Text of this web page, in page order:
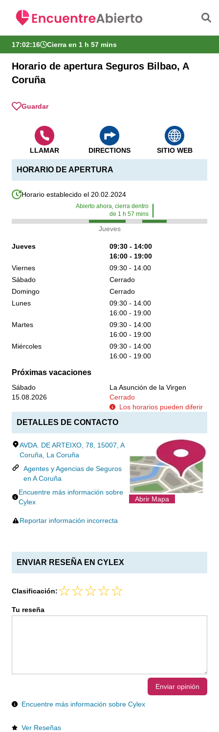
17:02:17 Cierra en 1 h 57 mins
Horario de apertura Seguros Bilbao, A
Coruña
Guardar
HORARIO DE APERTURA
Horario establecido el 20.02.2024
Abierto ahora, cierra dentro
de 1 h 57 mins
Jueves
Jueves
09:30 - 14:00
16:00 - 19:00
Viernes
09:30 - 14:00
Sábado
Cerrado
Domingo
Cerrado
Lunes
09:30 - 14:00
16:00 - 19:00
Martes
09:30 - 14:00
16:00 - 19:00
Miércoles
09:30 - 14:00
16:00 - 19:00
Próximas vacaciones
Sábado
La Asunción de la Virgen
15.08.2026
Cerrado
Los horarios pueden diferir
DETALLES DE CONTACTO
AVDA. DE ARTEIXO, 78, 15007, A
Coruña, La Coruña
Agentes y Agencias de Seguros
en A Coruña
Encuentre más información sobre
Cylex
Reportar información incorrecta
Abrir Mapa
LLAMAR DIRECTIONS SITIO WEB
ENVIAR RESEÑA EN CYLEX
Clasificación:
Tu reseña
Enviar opinión
Encuentre más información sobre Cylex
Ver Reseñas